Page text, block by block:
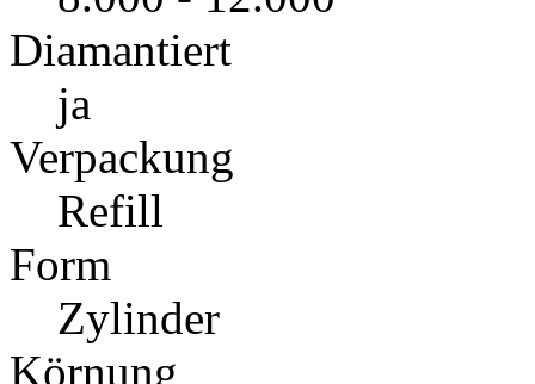
Diamantiert
ja
Verpackung
Refill
Form
Zylinder
Körnung